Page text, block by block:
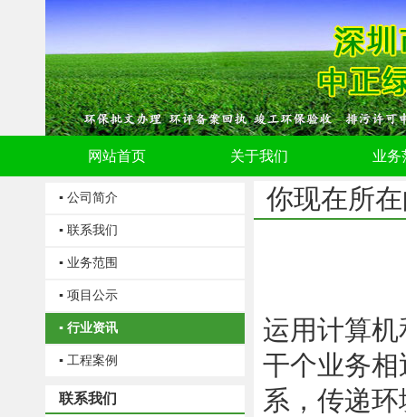
网站首页 关于我们 业务
▪ 公司简介
▪ 联系我们
▪ 业务范围
▪ 项目公示
▪ 行业资讯
▪ 工程案例
联系我们
你现在所
运用计算
干个业务
系，传递